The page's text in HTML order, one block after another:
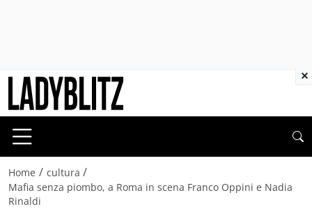
Home / cultura /
Mafia senza piombo, a Roma in scena Franco Oppini e Nadia
Rinaldi
×